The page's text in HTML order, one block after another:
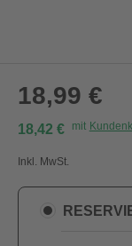
18,99 €
18,42 € mit
Inkl. MwSt.